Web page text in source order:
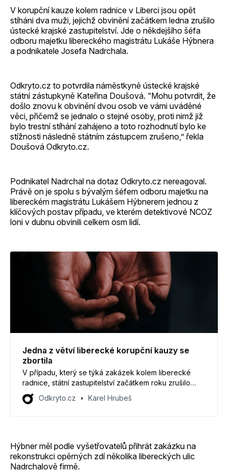
V korupční kauze kolem radnice v Liberci jsou opět
stíháni dva muži, jejichž obvinění začátkem ledna zrušilo
ústecké krajské zastupitelství. Jde o někdejšího šéfa
odboru majetku libereckého magistrátu Lukáše Hýbnera
a podnikatele Josefa Nadrchala.
Odkryto.cz to potvrdila náměstkyně ústecké krajské
státní zástupkyně Kateřina Doušová. “Mohu potvrdit, že
došlo znovu k obvinění dvou osob ve vámi uváděné
věci, přičemž se jednalo o stejné osoby, proti nimž již
bylo trestní stíhání zahájeno a toto rozhodnutí bylo ke
stížnosti následně státním zástupcem zrušeno,” řekla
Doušová Odkryto.cz.
Podnikatel Nadrchal na dotaz Odkryto.cz nereagoval.
Právě on je spolu s bývalým šéfem odboru majetku na
libereckém magistrátu Lukášem Hýbnerem jednou z
klíčových postav případu, ve kterém detektivové NCOZ
loni v dubnu obvinili celkem osm lidí.
Jedna z větví liberecké korupční kauzy se
zbortila
V případu, který se týká zakázek kolem liberecké
radnice, státní zastupitelství začátkem roku zrušilo
obvinění dvou lidí. Kvůli nesprávnému postupu policie.
Odkryto.cz Karel Hrubeš
Hýbner měl podle vyšetřovatelů přihrát zakázku na
rekonstrukci opěrných zdí několika libereckých ulic
Nadrchalově firmě.